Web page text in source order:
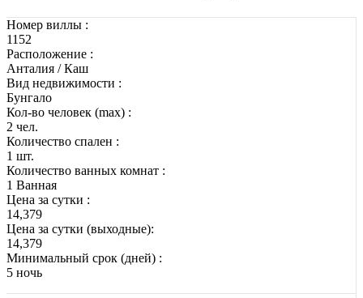
Номер виллы :
1152
Расположение :
Анталия / Каш
Вид недвижимости :
Бунгало
Кол-во человек (max) :
2 чел.
Количество спален :
1 шт.
Количество ванных комнат :
1 Ванная
Цена за сутки :
14,379
Цена за сутки (выходные):
14,379
Минимальный срок (дней) :
5 ночь